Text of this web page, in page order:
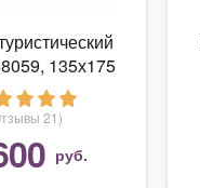
135х175
см
21)
руб.